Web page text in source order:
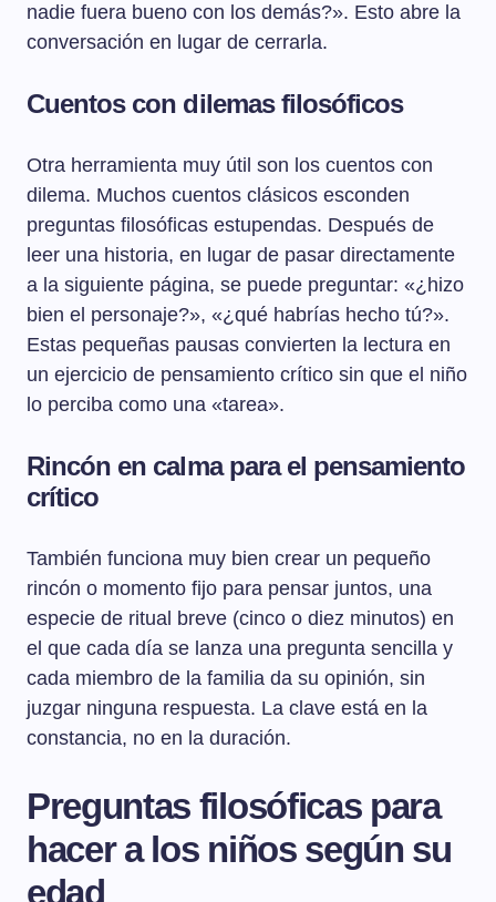
nadie fuera bueno con los demás?». Esto abre la
conversación en lugar de cerrarla.
Cuentos con dilemas filosóficos
Otra herramienta muy útil son los cuentos con
dilema. Muchos cuentos clásicos esconden
preguntas filosóficas estupendas. Después de
leer una historia, en lugar de pasar directamente
a la siguiente página, se puede preguntar: «¿hizo
bien el personaje?», «¿qué habrías hecho tú?».
Estas pequeñas pausas convierten la lectura en
un ejercicio de pensamiento crítico sin que el niño
lo perciba como una «tarea».
Rincón en calma para el pensamiento
crítico
También funciona muy bien crear un pequeño
rincón o momento fijo para pensar juntos, una
especie de ritual breve (cinco o diez minutos) en
el que cada día se lanza una pregunta sencilla y
cada miembro de la familia da su opinión, sin
juzgar ninguna respuesta. La clave está en la
constancia, no en la duración.
Preguntas filosóficas para
hacer a los niños según su
edad